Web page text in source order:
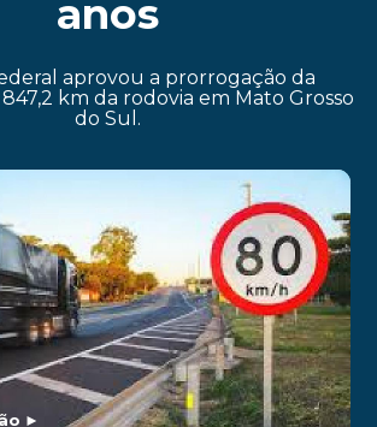
anos
aprovou a prorrogação da
km da rodovia em Mato Grosso
do Sul.
►